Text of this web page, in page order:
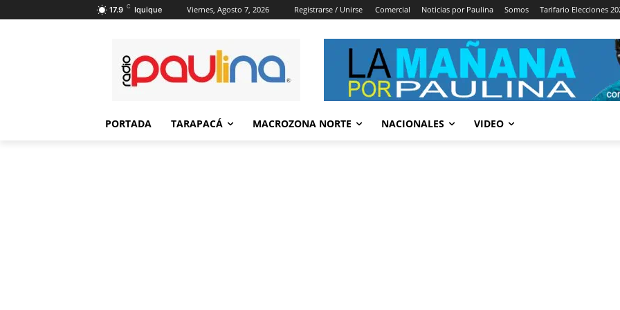
17.9 C Iquique Viernes, Agosto 7, 2026 Registrarse / Unirse Comercial Noticias por Paulina Somos Tarifario Elecciones
PORTADA TARAPACÁ MACROZONA NORTE NACIONALES VIDEO